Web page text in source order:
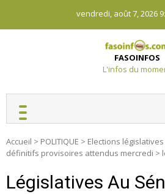
content
vendredi, août 7, 2026
FASOINFOS
L'infos du
Accueil > POLITIQUE > Elections
définitifs provisoires attendus mercredi >
Législatives Au